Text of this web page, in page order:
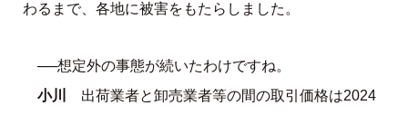
わるまで、各地に被害をもたらしました。
──想定外の事態が続いたわけですね。
小川
出荷業者と卸売業者等の間の取引価格は2024